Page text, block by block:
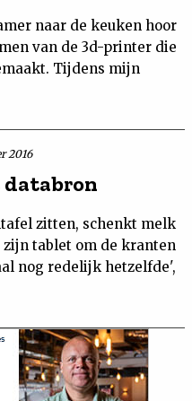
naar de keuken hoor
van de 3d-printer die
Tijdens mijn
2016
databron
zitten, schenkt melk
tablet om de kranten
nog redelijk hetzelfde',